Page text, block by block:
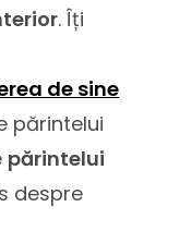
. Îți
de sine
părintelui
părintelui
despre